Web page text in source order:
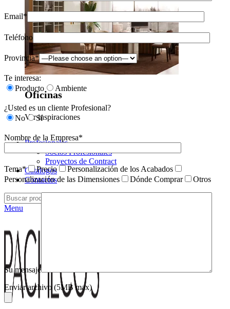
Oficinas
Ver inspiraciones
Profesionales
Socios Profesionales
Proyectos de Contract
Catálogos
Contactos
Menu
Email*
Teléfono
Provincia*
Te interesa:
Producto
Ambiente
¿Usted es un cliente Profesional?
No
Sí
Nombre de la Empresa*
Tema* Precio
Personalización de los Acabados
Personalización de las Dimensiones
Dónde Comprar Otros
Su mensaje
Enviar archivo (5MB max)